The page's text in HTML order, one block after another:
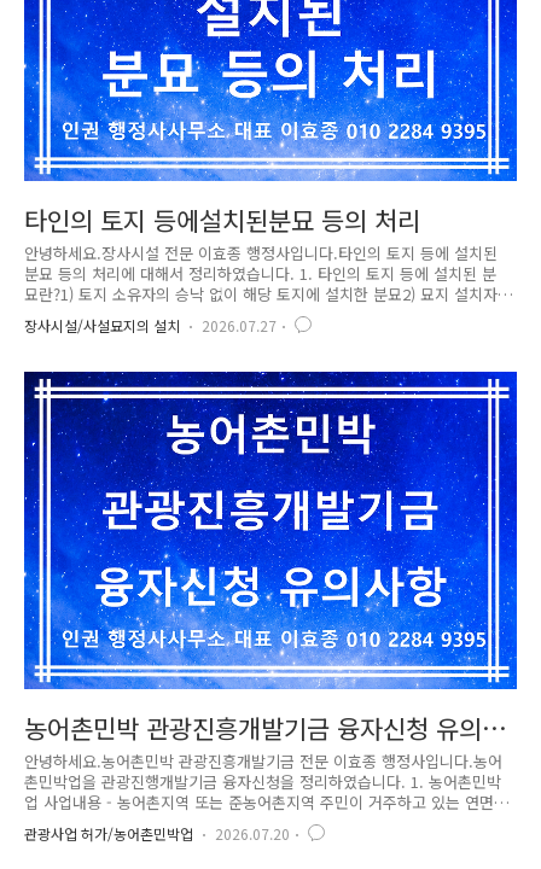
타인의 토지 등에설치된분묘 등의 처리
안녕하세요.장사시설 전문 이효종 행정사입니다.타인의 토지 등에 설치된
분묘 등의 처리에 대해서 정리하였습니다. 1. 타인의 토지 등에 설치된 분
묘란?1) 토지 소유자의 승낙 없이 해당 토지에 설치한 분묘2) 묘지 설치자
또는 연고자의 승낙 없이 해당 묘지에 설치한 분묘 토지의 소유자의 승낙
없이 해당 토지에 설치한 분묘 또는 묘지 설치자 또는 연고자의 승낙 없이
이란? 분묘기지권은 타인의 토지에 무덤을 설치한 사람이 그 무덤을 유지
하고 관리하기 위해 해당 토지 부분을 사용할 수 있는 관습법상 물권이며,
등기가 없어도 성립하며, 제사와 관리를 계속하는 동안 인정되는 권리입니
다.주요 성립 요건토지 소유자의 승낙: 묘를 설치할 ..
장사시설/사설묘지의 설치 2026.07.27
농어촌민박 관광진흥개발기금 융자신청 유의사
항
안녕하세요.농어촌민박 관광진흥개발기금 전문 이효종 행정사입니다.농어
촌민박업을 관광진행개발기금 융자신청을 정리하였습니다. 1. 농어촌민박
업 사업내용 - 농어촌지역 또는 준농어촌지역 주민이 거주하고 있는 연면
적 230제곱미터* 미만의 단독주택** *「건축법」제2조 제2항 제1호에 따
른 단독주택 중 같은 법 시행령 별표1 가목 또는 다목에 따른 단독주택 및
관광사업 허가/농어촌민박업 2026.07.20